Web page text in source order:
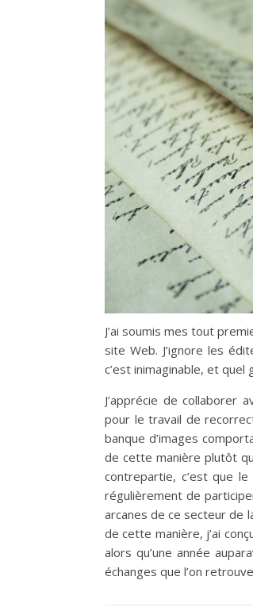
J’ai soumis mes tout
site Web. J’ignore les
c’est inimaginable, et quel
J’apprécie de collaborer
pour le travail de
banque d’images
de cette manière plutôt
contrepartie, c’est que
régulièrement de
arcanes de ce secteur de
de cette manière, j’ai
alors qu’une année
échanges que l’on